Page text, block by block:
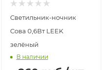
Светильник-ночник
Сова 0,6Вт LEEK
зелёный
В наличии